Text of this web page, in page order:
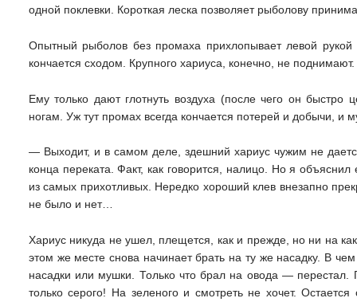
одной поклевки. Короткая леска позволяет рыболову
Опытный рыболов без промаха прихлопывает левой рукой
кончается сходом. Крупного хариуса, конечно, не поднимают.
Ему только дают глотнуть воздуха (после чего он
ногам. Уж тут промах всегда кончается потерей и добычи, и
— Выходит, и в самом деле, здешний хариус чужим не
конца переката. Факт, как говорится, налицо. Но я
из самых прихотливых. Нередко хороший клев внезапно
не было и нет…
Хариус никуда не ушел, плещется, как и прежде, но ни на
этом же месте снова начинает брать на ту же насадку. В
насадки или мушки. Только что брал на овода — перестал.
только серого! На зеленого и смотреть не хочет.